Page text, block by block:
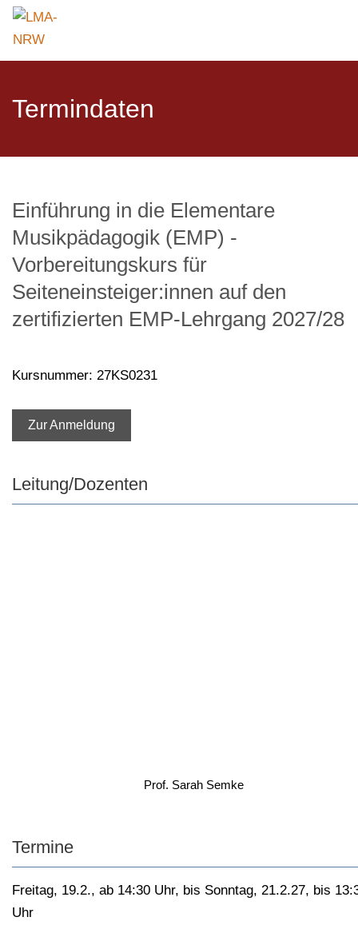
Termindaten
Einführung in die Elementare
Musikpädagogik (EMP) -
Vorbereitungskurs für
Seiteneinsteiger:innen auf den
zertifizierten EMP-Lehrgang 2027/28
Kursnummer: 27KS0231
Zur Anmeldung
Leitung/Dozenten
Prof. Sarah Semke
Termine
Freitag, 19.2., ab 14:30 Uhr, bis Sonntag, 21.2.27, bis
Uhr